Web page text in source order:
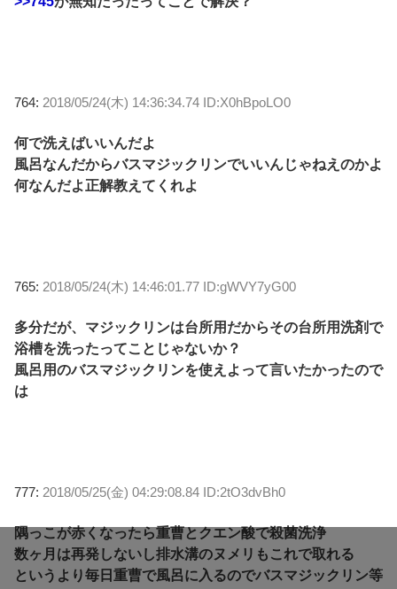
764: 2018/05/24(木) 14:36:34.74 ID:X0hBpoLO0
何で洗えばいいんだよ
風呂なんだからバスマジックリンでいいんじゃねえのかよ
何なんだよ正解教えてくれよ
765: 2018/05/24(木) 14:46:01.77 ID:gWVY7yG00
多分だが、マジックリンは台所用だからその台所用洗剤で
浴槽を洗ったってことじゃないか？
風呂用のバスマジックリンを使えよって言いたかったので
は
777: 2018/05/25(金) 04:29:08.84 ID:2tO3dvBh0
隅っこが赤くなったら重曹とクエン酸で殺菌洗浄
数ヶ月は再発しないし排水溝のヌメリもこれで取れる
というより毎日重曹で風呂に入るのでバスマジックリン等